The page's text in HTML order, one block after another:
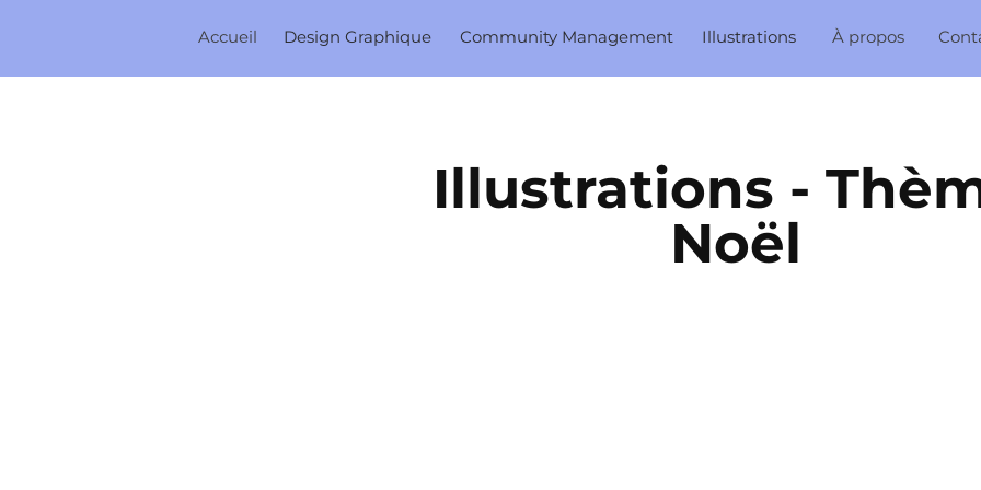
Accueil Design Graphique Community Management Illustrations À propos
Illustrations -
Noël